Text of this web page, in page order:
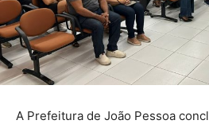
A Prefeitura de João Pessoa